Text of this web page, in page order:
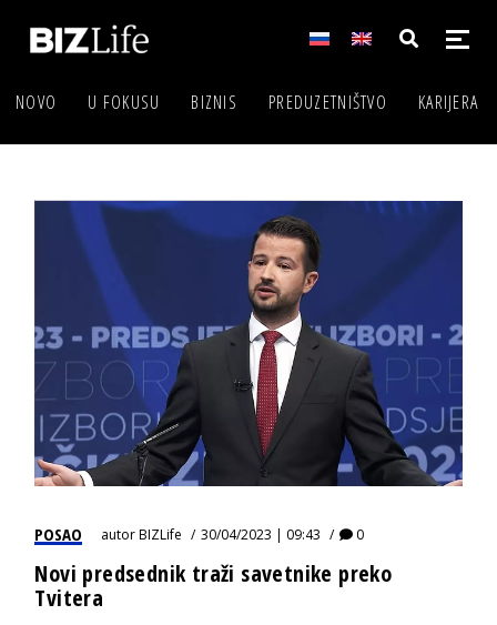
NOVO U FOKUSU BIZNIS PREDUZETNIŠTVO KARIJERA
POSAO autorBIZLife 30/04/2023 | 09:43 0
Novi predsednik traži savetnike preko
Tvitera